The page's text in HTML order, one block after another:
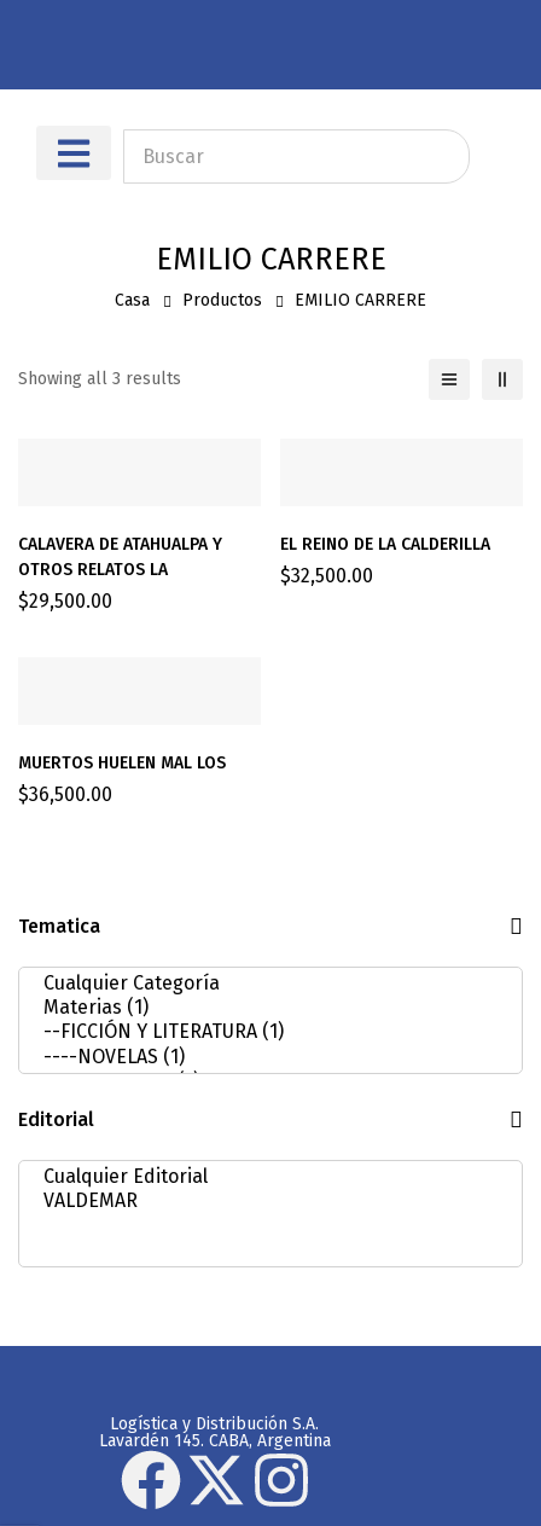
EMILIO CARRERE
Casa Productos EMILIO CARRERE
Tematica
Editorial
Showing all 3 results
CALAVERA DE ATAHUALPA Y
OTROS RELATOS LA
$29,500.00
EL REINO DE LA CALDERILLA
$32,500.00
MUERTOS HUELEN MAL LOS
$36,500.00
Logística y Distribución S.A.
Lavardén 145. CABA, Argentina